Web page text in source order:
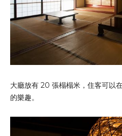
大廳放有 20 張榻榻米，住客可以
的樂趣。